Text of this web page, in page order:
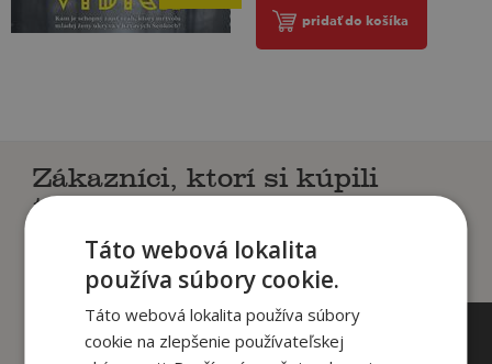
pridať do košíka
Zákazníci, ktorí si kúpili
tento titul si tiež kúpili
Táto webová lokalita
používa súbory cookie.
Táto webová lokalita používa súbory
cookie na zlepšenie používateľskej